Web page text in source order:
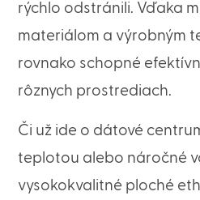
rýchlo odstránili. Vďaka
materiálom a výrobným
rovnako schopné
rôznych prostrediach.
Či už ide o dátové
teplotou alebo náročné
vysokokvalitné ploché